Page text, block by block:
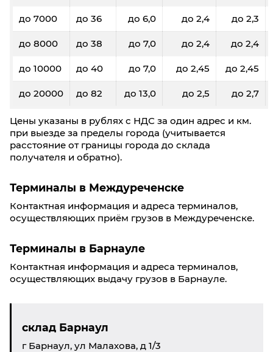
до 7000 до 36 до 6,0 до 2,4 до 2,3
до 8000 до 38 до 7,0 до 2,4 до 2,4
до 10000 до 40 до 7,0 до 2,45 до 2,45
до 20000 до 82 до 13,0 до 2,5 до 2,7
Цены указаны в рублях с НДС за один адрес и км.
при выезде за пределы города (учитывается
расстояние от границы города до склада
получателя и обратно).
Терминалы в Междуреченске
Контактная информация и адреса терминалов,
осуществляющих приём грузов в Междуреченске.
Терминалы в Барнауле
Контактная информация и адреса терминалов,
осуществляющих выдачу грузов в Барнауле.
склад Барнаул
г Барнаул, ул Малахова, д 1/3